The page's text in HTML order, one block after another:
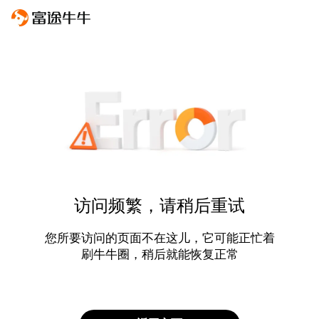
访问频繁，请稍后重试
您所要访问的页面不在这儿，它可能正忙着
刷牛牛圈，稍后就能恢复正常